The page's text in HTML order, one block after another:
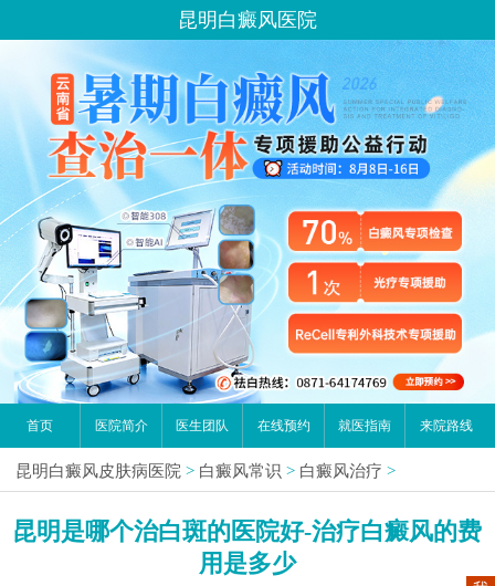
昆明白癜风医院
首页 医院简介 医生团队 在线预约 就医指南 来院路线
昆明白癜风皮肤病医院 > 白癜风常识 > 白癜风治疗 >
昆明是哪个治白斑的医院好-治疗白癜风的费
用是多少